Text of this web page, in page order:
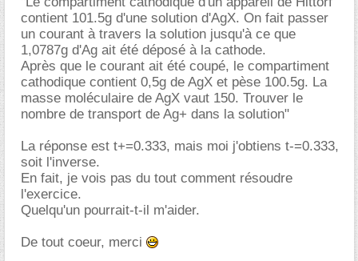
contient 101.5g d'une solution d'AgX. On fait passer
un courant à travers la solution jusqu'à ce que
1,0787g d'Ag ait été déposé à la cathode.
Après que le courant ait été coupé, le compartiment
cathodique contient 0,5g de AgX et pèse 100.5g. La
masse moléculaire de AgX vaut 150. Trouver le
nombre de transport de Ag+ dans la solution"
La réponse est t+=0.333, mais moi j'obtiens t-=0.333,
soit l'inverse.
En fait, je vois pas du tout comment résoudre
l'exercice.
Quelqu'un pourrait-t-il m'aider.
De tout coeur, merci